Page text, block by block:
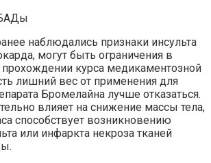
наблюдались признаки инсульта
могут быть ограничения в
курса медикаментозной
лишний вес от применения для
Бромелайна лучше отказаться.
влияет на снижение массы тела,
способствует возникновению
или инфаркта некроза тканей